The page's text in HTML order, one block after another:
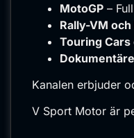
MotoGP –
Rally-VM
Touring
Kanalen erbjuder
V Sport Motor är